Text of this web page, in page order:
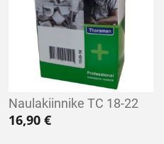
Naulakiinnike TC 18-22
16,90 €